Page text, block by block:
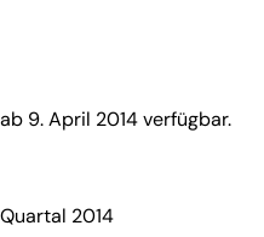
9. April 2014 verfügbar.
2014